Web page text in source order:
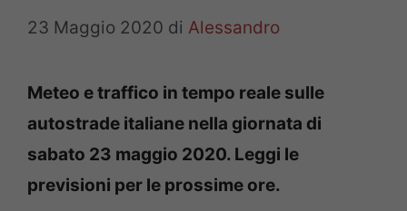
23 Maggio 2020 di Alessandro
Meteo e traffico in tempo reale sulle
autostrade italiane nella giornata di
sabato 23 maggio 2020. Leggi le
previsioni per le prossime ore.